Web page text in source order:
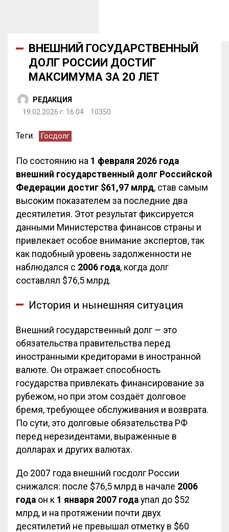
ВНЕШНИЙ ГОСУДАРСТВЕННЫЙ
ДОЛГ РОССИИ ДОСТИГ
МАКСИМУМА ЗА 20 ЛЕТ
РЕДАКЦИЯ
19.02.2026 г. 16:04
10350
Теги: Госдолг
По состоянию на 1 февраля 2026 года
внешний государственный долг Российской
Федерации достиг $61,97 млрд, став самым
высоким показателем за последние два
десятилетия. Этот результат фиксируется
данными Министерства финансов страны и
привлекает особое внимание экспертов, так
как подобный уровень задолженности не
наблюдался с 2006 года, когда долг
составлял $76,5 млрд.
История и нынешняя ситуация
Внешний государственный долг — это
обязательства правительства перед
иностранными кредиторами в иностранной
валюте. Он отражает способность
государства привлекать финансирование за
рубежом, но при этом создаёт долговое
бремя, требующее обслуживания и возврата.
По сути, это долговые обязательства РФ
перед нерезидентами, выраженные в
долларах и других валютах.
До 2007 года внешний госдолг России
снижался: после $76,5 млрд в начале 2006
года он к 1 января 2007 года упал до $52
млрд, и на протяжении почти двух
десятилетий не превышал отметку в $60